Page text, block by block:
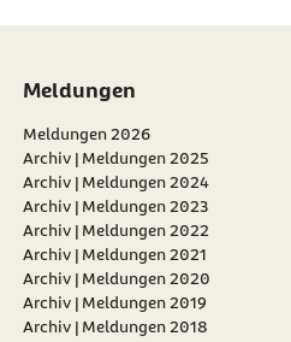
Meldungen
Meldungen 2026
Archiv | Meldungen 2025
Archiv | Meldungen 2024
Archiv | Meldungen 2023
Archiv | Meldungen 2022
Archiv | Meldungen 2021
Archiv | Meldungen 2020
Archiv | Meldungen 2019
Archiv | Meldungen 2018